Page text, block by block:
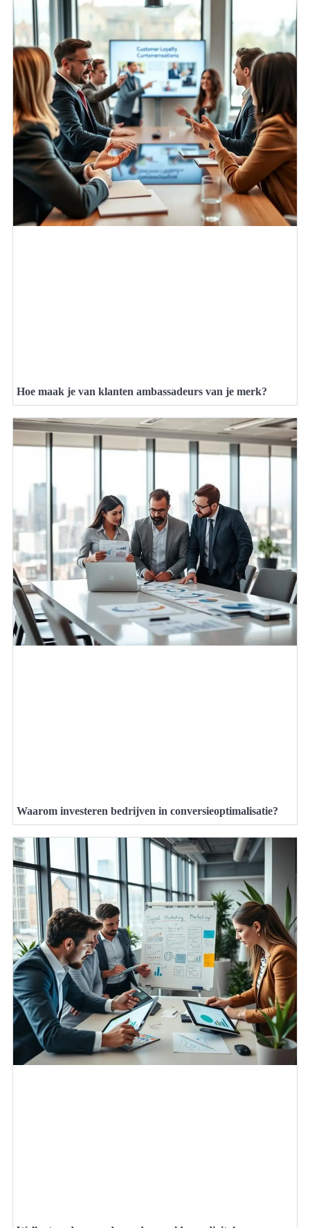
Hoe maak je van klanten ambassadeurs van je merk?
Waarom investeren bedrijven in conversieoptimalisatie?